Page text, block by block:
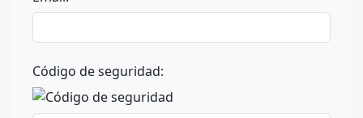
Código de seguridad: